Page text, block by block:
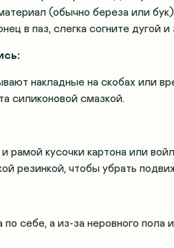
(обычно береза или бук)
в паз, слегка согните дугой
накладные на скобах или
силиконовой смазкой.
рамой кусочки картона или
резинкой, чтобы убрать
себе, а из-за неровного пола